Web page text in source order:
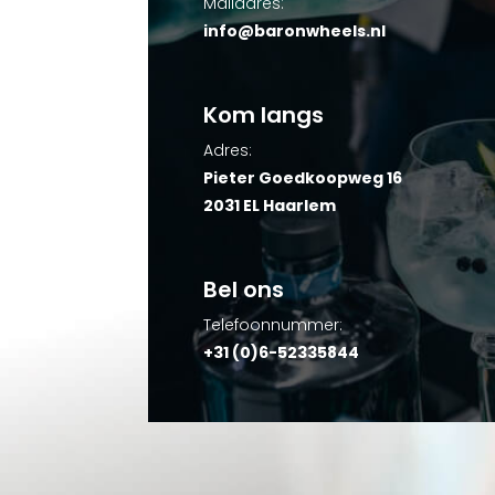
info@baronwheels.nl
Kom langs
Adres:
Pieter Goedkoopweg 16
2031 EL Haarlem
Bel ons
Telefoonnummer:
+31 (0)6-52335844